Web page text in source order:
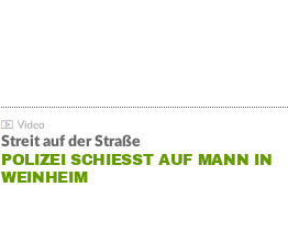
Streit auf der Straße
POLIZEI SCHIESST AUF MANN IN W
EINHEIM